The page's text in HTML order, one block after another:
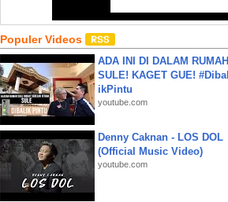
Populer Videos
ADA INI DI DALAM RUMAH
SULE! KAGET GUE! #Dibal
ikPintu
youtube.com
Denny Caknan - LOS DOL
(Official Music Video)
youtube.com